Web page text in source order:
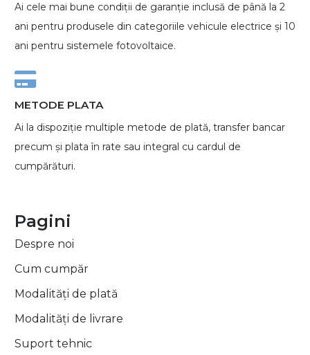
Ai cele mai bune condiții de garanție inclusă de până la 2
ani pentru produsele din categoriile vehicule electrice și 10
ani pentru sistemele fotovoltaice.
METODE PLATA
Ai la dispoziție multiple metode de plată, transfer bancar
precum și plata în rate sau integral cu cardul de
cumpărături.
Pagini
Despre noi
Cum cumpăr
Modalități de plată
Modalități de livrare
Suport tehnic